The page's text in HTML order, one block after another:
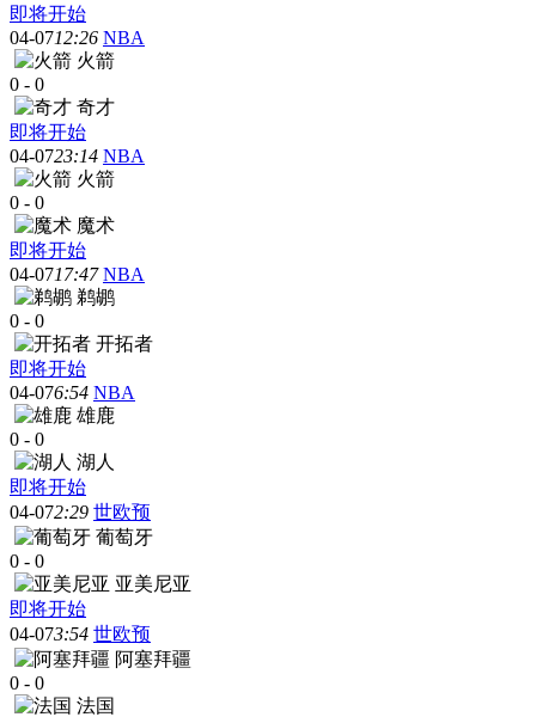
即将开始
04-0712:26 NBA
火箭
0 - 0
奇才
即将开始
04-0723:14 NBA
火箭
0 - 0
魔术
即将开始
04-0717:47 NBA
鹈鹕
0 - 0
开拓者
即将开始
04-076:54 NBA
雄鹿
0 - 0
湖人
即将开始
04-072:29 世欧预
葡萄牙
0 - 0
亚美尼亚
即将开始
04-073:54 世欧预
阿塞拜疆
0 - 0
法国